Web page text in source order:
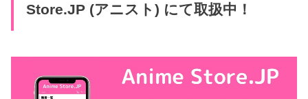
Store.JP (アニスト) にて取扱中！